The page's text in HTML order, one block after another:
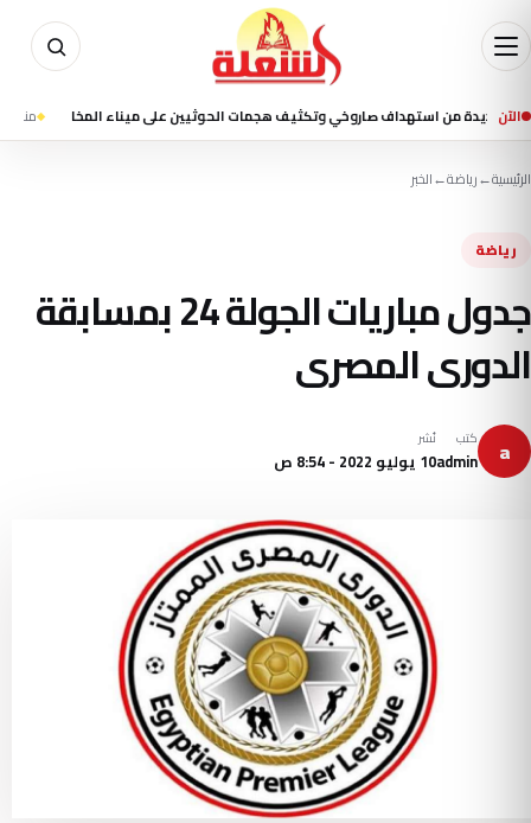
الآن
من استهداف صاروخي وتكثيف هجمات الحوثيين على ميناء المخا منذ 3 ساعة 7 قتلى ونحو 35 جريحًا في قصف حوثي استهدف ميناء المخا وتجمعات سكنية
الرئيسية←رياضة←الخبر
رياضة
جدول مباريات الجولة 24 بمسابقة
الدورى المصرى
a كتب
admin
نُشر
10 يوليو 2022 - 8:54 ص